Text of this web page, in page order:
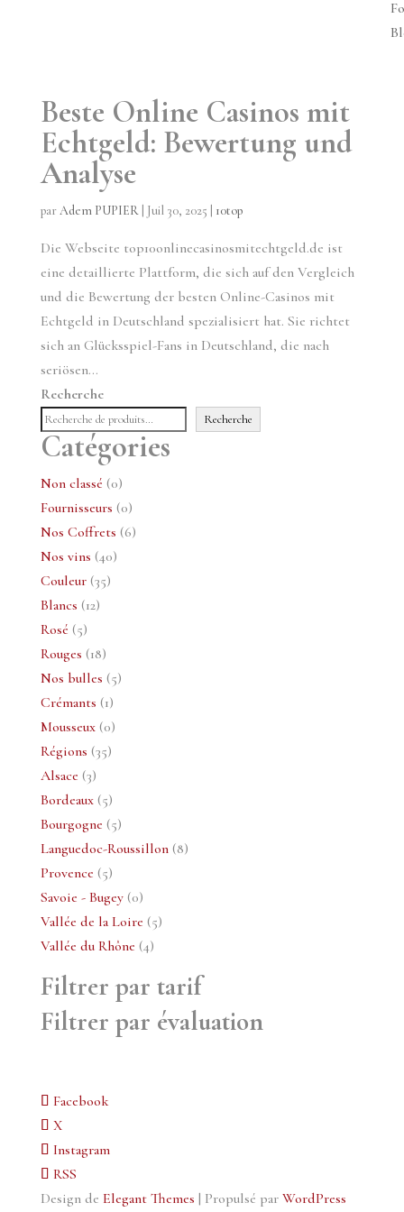
Beste Online Casinos mit
Echtgeld: Bewertung und
Analyse
parAdem PUPIER| Juil 30, 2025 10top
Die Webseite top10onlinecasinosmitechtgeld.de ist
eine detaillierte Plattform, die sich auf den Vergleich
und die Bewertung der besten Online-Casinos mit
Echtgeld in Deutschland spezialisiert hat. Sie richtet
sich an Glücksspiel-Fans in Deutschland, die nach
seriösen...
Recherche
Recherche
Catégories
Non classé 00
produit
Fournisseurs 00
produit
Nos Coffrets 66
Nos vins 4040
Couleur 3535
Blancs 1212
Rosé 55
produits
Rouges 1818
produits
Nos bulles 55
Crémants 11
produit
Mousseux 00
produit
Régions 3535
Alsace 33
produits
Bordeaux 55
produits
Bourgogne 55
produits
Languedoc-Roussillon 88
Provence 55
produits
Savoie - Bugey 00
produit
Vallée de la Loire 55
Vallée du Rhône 44
Filtrer par tarif
Filtrer par évaluation
Facebook
X
Instagram
RSS
Design de Elegant Themes | Propulsé par WordPress